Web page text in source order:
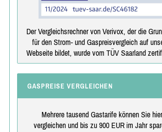
Der Vergleichsrechner von Verivox, der die
für den Strom- und Gaspreisvergleich auf
Webseite bildet, wurde vom TÜV Saarland
GASPREISE VERGLEICHEN
Mehrere tausend Gastarife können Sie hier
vergleichen und bis zu 900 EUR im Jahr